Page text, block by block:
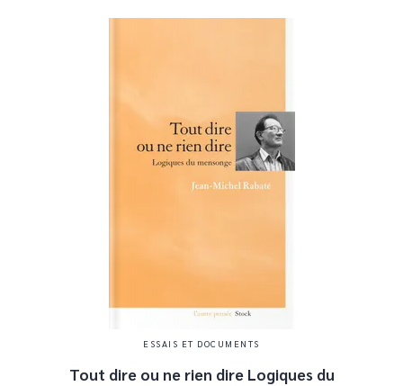
ESSAIS ET DOCUMENTS
Tout dire ou ne rien dire Logiques du